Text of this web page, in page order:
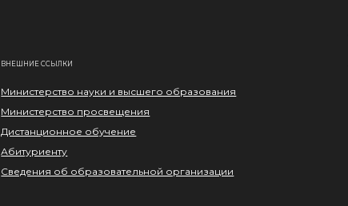
ВНЕШНИЕ ССЫЛКИ
Министерство науки и высшего образования
Министерство просвещения
Дистанционное обучение
Абитуриенту
Сведения об образовательной организации